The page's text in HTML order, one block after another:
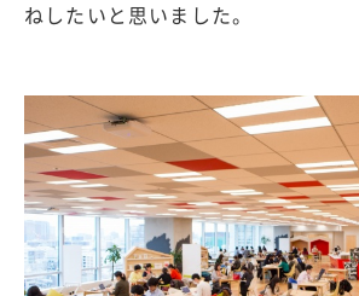
ねしたいと思いました。